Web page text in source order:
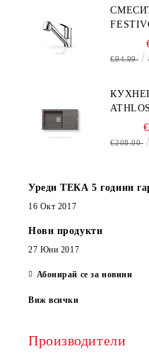
€94.99
€208.00
Уреди ТЕКА 5 години
16 Окт 2017
Нови продукти
27 Юни 2017
Абонирай се за новини
Виж всички
Производители